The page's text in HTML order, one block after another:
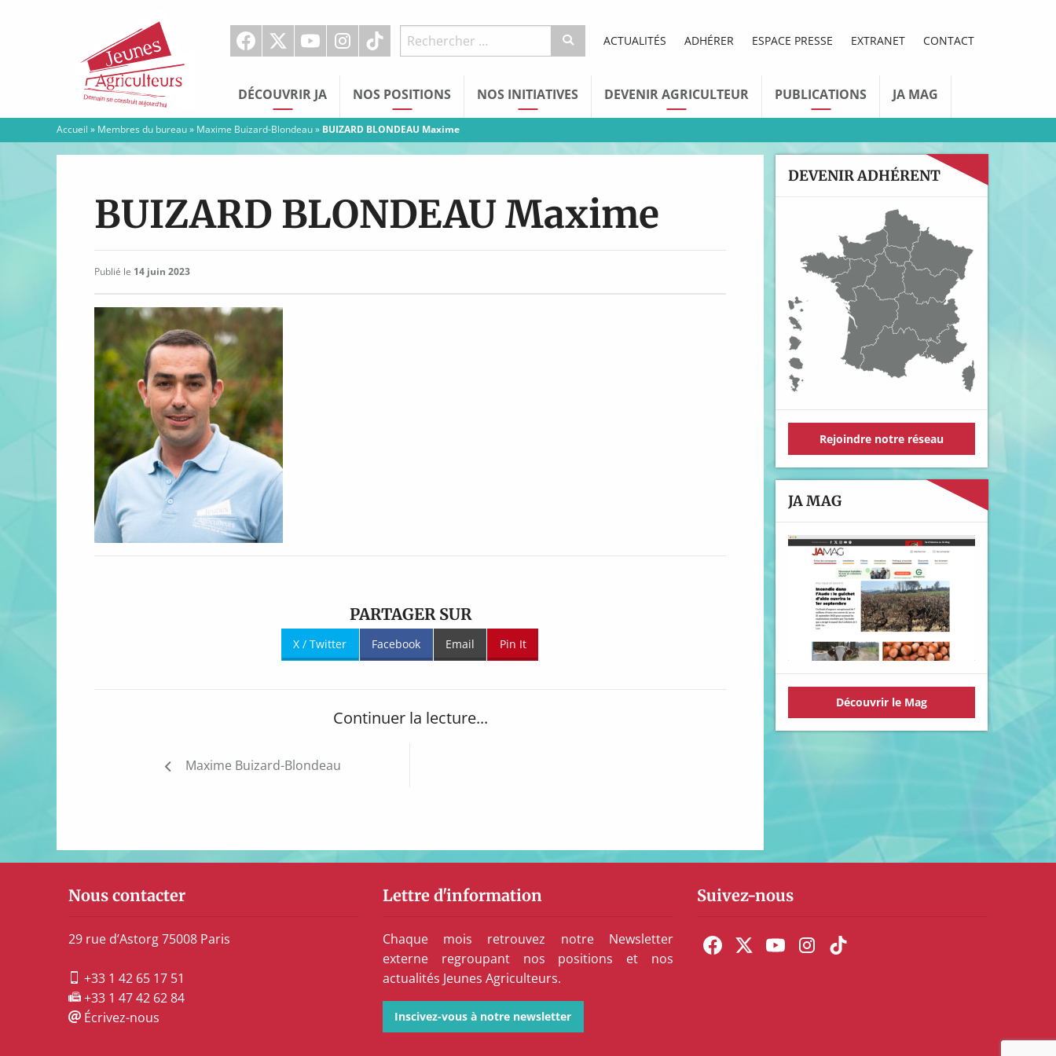
Agriculteurs
ACTUALITÉS ADHÉRER ESPACE PRESSE EXTRANET CONTACT
DÉCOUVRIR JA NOS POSITIONS NOS INITIATIVES DEVENIR AGRICULTEUR PUBLICATIONS JA MAG
Accueil » Membres du bureau» Maxime Buizard-Blondeau» BUIZARD BLONDEAU Maxime
BUIZARD BLONDEAU Maxime
Publié le 14 juin 2023
PARTAGER SUR
X / Twitter Facebook Email Pin It
Continuer la lecture...
NavigationMaxime Buizard-Blondeau
DEVENIR ADHÉRENT
Rejoindre notre réseau
JA MAG
Découvrir le Mag
Nous contacter
29 rue d’Astorg 75008 Paris
+33 1 42 65 17 51
+33 1 47 42 62 84
Écrivez-nous
Lettre d'information
Chaque mois retrouvez notre Newsletter
externe regroupant nos positions et nos
actualités Jeunes Agriculteurs.
Inscivez-vous à notre newsletter
Suivez-nous